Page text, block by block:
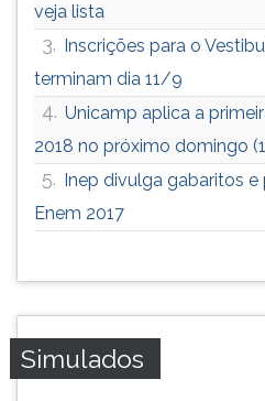
veja lista
3. Inscrições para o
terminam dia 11/9
4. Unicamp aplica a
2018 no próximo domingo
5. Inep divulga gabaritos e
Enem 2017
Simulados